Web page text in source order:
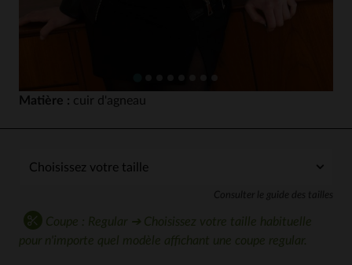
Matière : cuir d'agneau
Consulter le guide des tailles
Coupe : Regular ➔ Choisissez votre taille habituelle
pour n'importe quel modèle affichant une coupe regular.